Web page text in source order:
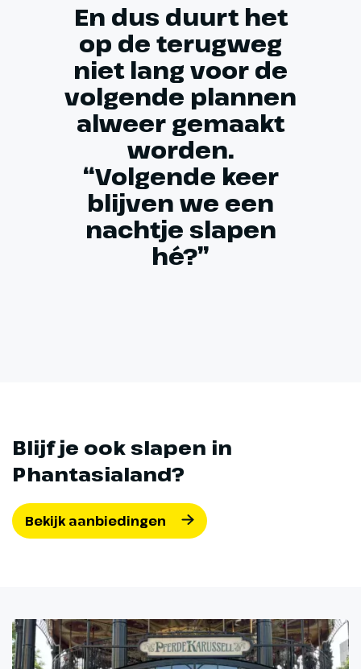
En dus duurt het
op de terugweg
niet lang voor de
volgende plannen
alweer gemaakt
worden.
“Volgende keer
blijven we een
nachtje slapen
hé?”
Blijf je ook slapen in
Phantasialand?
Bekijk aanbiedingen